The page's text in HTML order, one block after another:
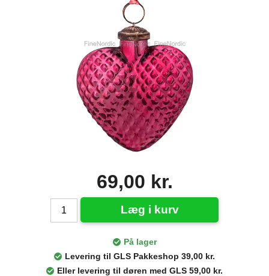
69,00 kr.
Læg i kurv
På lager
Levering til GLS Pakkeshop 39,00 kr.
Eller levering til døren med GLS 59,00 kr.